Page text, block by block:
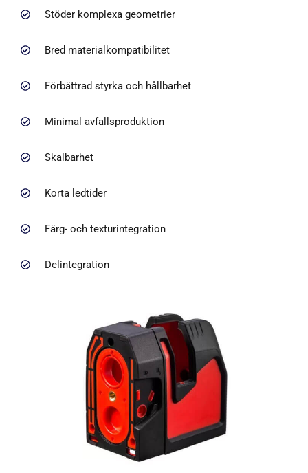
Stöder komplexa geometrier
Bred materialkompatibilitet
Förbättrad styrka och hållbarhet
Minimal avfallsproduktion
Skalbarhet
Korta ledtider
Färg- och texturintegration
Delintegration